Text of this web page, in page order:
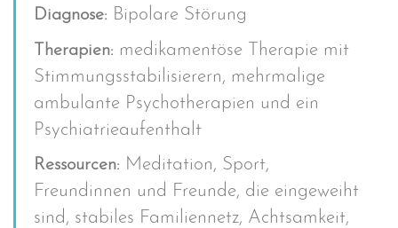
Diagnose: Bipolare Störung
Therapien: medikamentöse Therapie mit
Stimmungsstabilisierern, mehrmalige
ambulante Psychotherapien und ein
Psychiatrieaufenthalt
Ressourcen: Meditation, Sport,
Freundinnen und Freunde, die eingeweiht
sind, stabiles Familiennetz, Achtsamkeit,